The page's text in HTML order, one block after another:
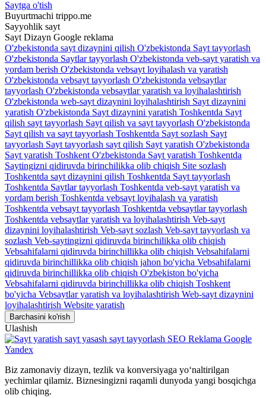
Saytga o'tish
Buyurtmachi trippo.me
Sayyohlik sayt
Sayt Dizayn Google reklama
O'zbekistonda sayt dizaynini qilish O'zbekistonda Sayt tayyorlash
O'zbekistonda Saytlar tayyorlash O'zbekistonda veb-sayt yaratish va
yordam berish O'zbekistonda vebsayt loyihalash va yaratish
O'zbekistonda vebsayt tayyorlash O'zbekistonda vebsaytlar
tayyorlash O'zbekistonda vebsaytlar yaratish va loyihalashtirish
O'zbekistonda web-sayt dizaynini loyihalashtirish Sayt dizaynini
yaratish O'zbekistonda Sayt dizaynini yaratish Toshkentda Sayt
qilish sayt tayyorlash Sayt qilish va sayt tayyorlash O'zbekistonda
Sayt qilish va sayt tayyorlash Toshkentda Sayt sozlash Sayt
tayyorlash Sayt tayyorlash sayt qilish Sayt yaratish O'zbekistonda
Sayt yaratish Toshkent O'zbekistonda Sayt yaratish Toshkentda
Saytingizni qidiruvda birinchilikka olib chiqish Site sozlash
Toshkentda sayt dizaynini qilish Toshkentda Sayt tayyorlash
Toshkentda Saytlar tayyorlash Toshkentda veb-sayt yaratish va
yordam berish Toshkentda vebsayt loyihalash va yaratish
Toshkentda vebsayt tayyorlash Toshkentda vebsaytlar tayyorlash
Toshkentda vebsaytlar yaratish va loyihalashtirish Veb-sayt
dizaynini loyihalashtirish Veb-sayt sozlash Veb-sayt tayyorlash va
sozlash Veb-saytingizni qidiruvda birinchilikka olib chiqish
Vebsahifalarni qidiruvda birinchillikka olib chiqish Vebsahifalarni
qidiruvda birinchillikka olib chiqish jahon bo'yicha Vebsahifalarni
qidiruvda birinchillikka olib chiqish O'zbekiston bo'yicha
Vebsahifalarni qidiruvda birinchillikka olib chiqish Toshkent
bo'yicha Vebsaytlar yaratish va loyihalashtirish Web-sayt dizaynini
loyihalashtirish Website yaratish
Barchasini ko'rish
Ulashish
Biz zamonaviy dizayn, tezlik va konversiyaga yo‘naltirilgan
yechimlar qilamiz. Biznesingizni raqamli dunyoda yangi bosqichga
olib chiqing.